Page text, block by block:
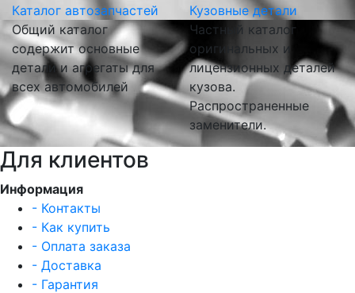
Каталог автозапчастей
Общий каталог
содержит основные
детали и агрегаты для
всех автомобилей
Кузовные детали
Частный каталог
оригинальных и
лицензионных деталей
кузова.
Распространенные
заменители.
Для клиентов
Информация
- Контакты
- Как купить
- Оплата заказа
- Доставка
- Гарантия